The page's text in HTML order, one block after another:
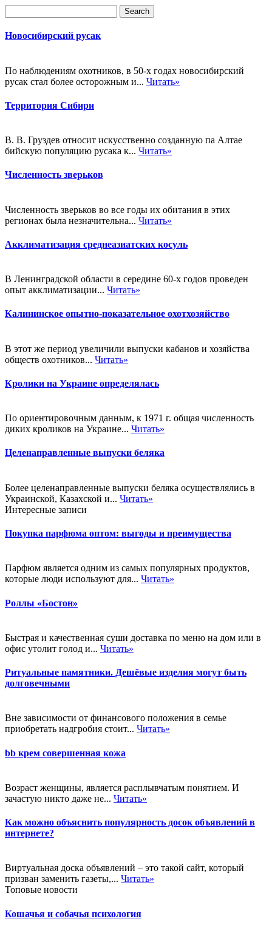
Новосибирский русак
По наблюдениям охотников, в 50-х годах новосибирский
русак стал более осторожным и... Читать»
Территория Сибири
В. В. Груздев относит искусственно созданную па Алтае
бийскую популяцию русака к... Читать»
Численность зверьков
Численность зверьков во все годы их обитания в этих
регионах была незначительна... Читать»
Акклиматизация среднеазиатских косуль
В Ленинградской области в середине 60-х годов проведен
опыт акклиматизации... Читать»
Калининское опытно-показательное охотхозяйство
В этот же период увеличили выпуски кабанов и хозяйства
обществ охотников... Читать»
Кролики на Украине определялась
По ориентировочным данным, к 1971 г. общая численность
диких кроликов на Украине... Читать»
Целенаправленные выпуски беляка
Более целенаправленные выпуски беляка осуществлялись в
Украинской, Казахской и... Читать»
Интересные записи
Покупка парфюма оптом: выгоды и преимущества
Парфюм является одним из самых популярных продуктов,
которые люди используют для... Читать»
Роллы «Бостон»
Быстрая и качественная суши доставка по меню на дом или в
офис утолит голод и... Читать»
Ритуальные памятники. Дешёвые изделия могут быть
долговечными
Вне зависимости от финансового положения в семье
приобретать надгробия стоит... Читать»
bb крем совершенная кожа
Возраст женщины, является расплывчатым понятием. И
зачастую никто даже не... Читать»
Как можно объяснить популярность досок объявлений в
интернете?
Виртуальная доска объявлений – это такой сайт, который
призван заменить газеты,... Читать»
Топовые новости
Кошачья и собачья психология